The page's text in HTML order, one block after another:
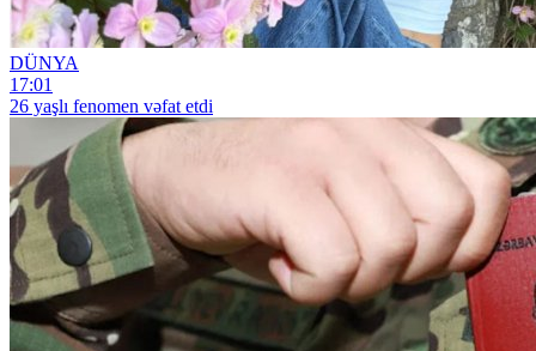
DÜNYA
17:01
26 yaşlı fenomen vəfat etdi